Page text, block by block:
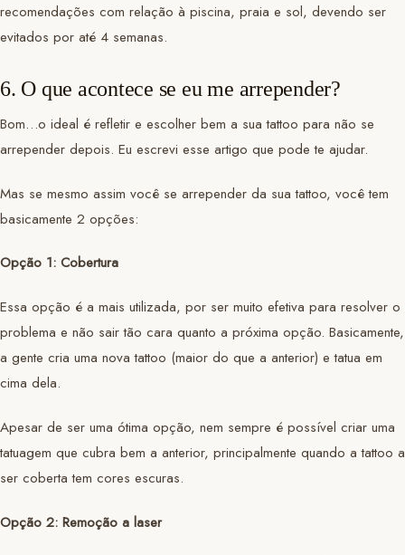
recomendações com relação à piscina, praia e sol, devendo ser
evitados por até 4 semanas.
6. O que acontece se eu me arrepender?
Bom…o ideal é refletir e escolher bem a sua tattoo para não se
arrepender depois. Eu escrevi esse artigo que pode te ajudar.
Mas se mesmo assim você se arrepender da sua tattoo, você tem
basicamente 2 opções:
Opção 1: Cobertura
Essa opção é a mais utilizada, por ser muito efetiva para resolver o
problema e não sair tão cara quanto a próxima opção. Basicamente,
a gente cria uma nova tattoo (maior do que a anterior) e tatua em
cima dela.
Apesar de ser uma ótima opção, nem sempre é possível criar uma
tatuagem que cubra bem a anterior, principalmente quando a tattoo a
ser coberta tem cores escuras.
Opção 2: Remoção a laser